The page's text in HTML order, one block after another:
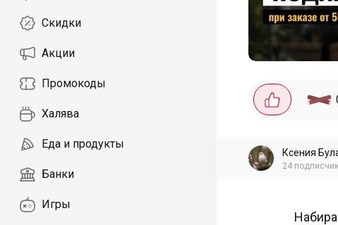
Скидки
Акции
Промокоды
Халява
Еда и продукты
Банки
Игры
Ксения
24